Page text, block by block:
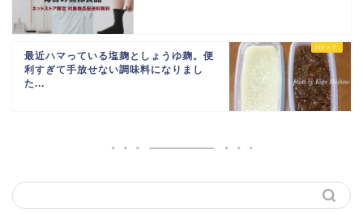
最近ハマっている塩麹としょうゆ麹。便
利すぎて手放せない調味料になりまし
た...